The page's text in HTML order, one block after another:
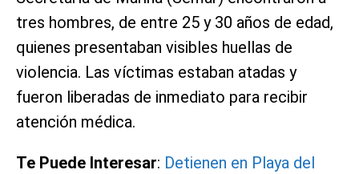
tres hombres, de entre 25 y 30 años de edad,
quienes presentaban visibles huellas de
violencia. Las víctimas estaban atadas y
fueron liberadas de inmediato para recibir
atención médica.
Te Puede Interesar: Detienen en Playa del